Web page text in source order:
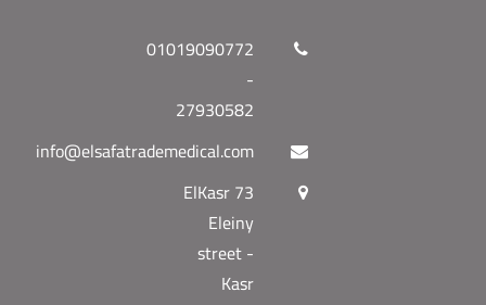
01019090772
-
27930582
info@elsafatrademedical.com
73 ElKasr
Eleiny
street -
Kasr